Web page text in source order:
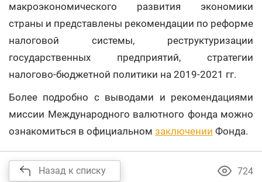
макроэкономического развития экономики
страны и представлены рекомендации по реформе
налоговой системы, реструктуризации
государственных предприятий, стратегии
налогово-бюджетной политики на 2019-2021 гг.
Более подробно с выводами и рекомендациями
миссии Международного валютного фонда можно
ознакомиться в официальном заключении Фонда.
Назад к списку 724